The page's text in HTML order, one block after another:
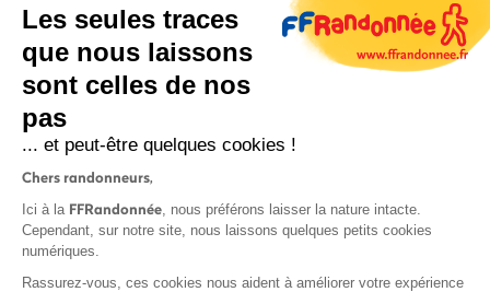
Les seules traces
que nous laissons
sont celles de nos
pas
... et peut-être quelques cookies !
Chers randonneurs,
Ici à la FFRandonnée, nous préférons laisser la nature intacte.
Cependant, sur notre site, nous laissons quelques petits cookies
numériques.
Rassurez-vous, ces cookies nous aident à améliorer votre expérience